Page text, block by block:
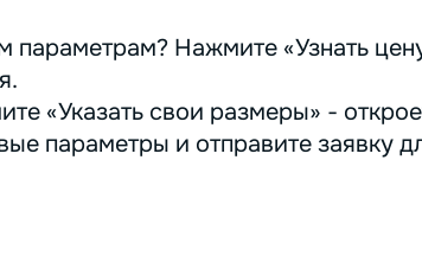
Нажмите «Узнать
«Указать свои размеры» -
параметры и отправите заявку